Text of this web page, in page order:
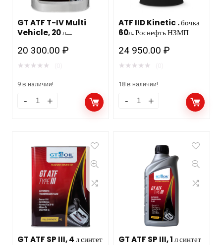
GT ATF T-IV Multi
Vehicle, 20 л
жидкость
20 300.00₽
★ ★ ★ ★ ★
9 в наличии!
ATF IID Kinetic . бочка
60л. Роснефть НЗМП
24 950.00₽
★ ★ ★ ★ ★
18 в наличии!
GT ATF SP III, 4 л синтет GT ATF SP III, 1 л синтет